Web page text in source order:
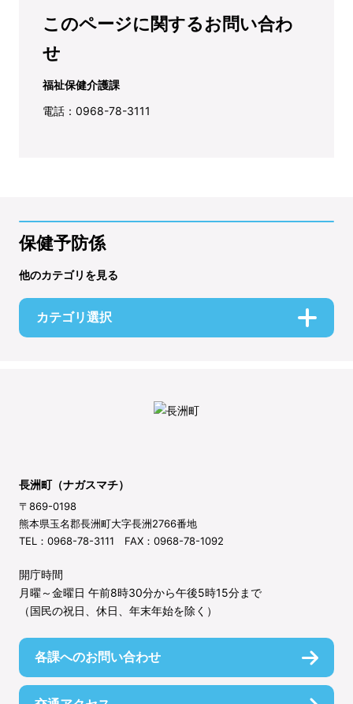
このページに関するお問い合わ
せ
福祉保健介護課
電話：0968-78-3111
保健予防係
他のカテゴリを見る
カテゴリ選択
長洲町（ナガスマチ）
〒869-0198
熊本県玉名郡長洲町大字長洲2766番地
TEL：0968-78-3111 FAX：0968-78-1092
開庁時間
月曜～金曜日 午前8時30分から午後5時15分まで
（国民の祝日、休日、年末年始を除く）
各課へのお問い合わせ